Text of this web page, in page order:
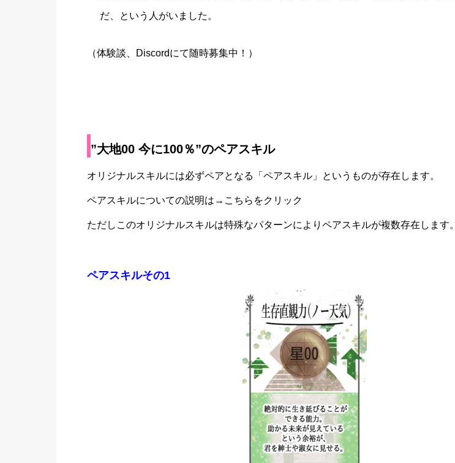
だ、という人がいました。
（体験談、Discordにて随時募集中！）
”大地00 今に100％”のペアスキル
オリジナルスキルには必ずペアとなる「ペアスキル」というものが存在します。
ペアスキルについての説明は→ こちらをクリック
ただしこのオリジナルスキルは特殊なパターンによりペアスキルが複数存在します。
ペアスキルその1